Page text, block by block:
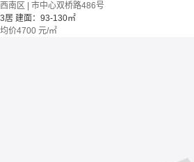
西南区 | 市中心双桥路486号
3居 建面：93-130㎡
均价4700 元/㎡